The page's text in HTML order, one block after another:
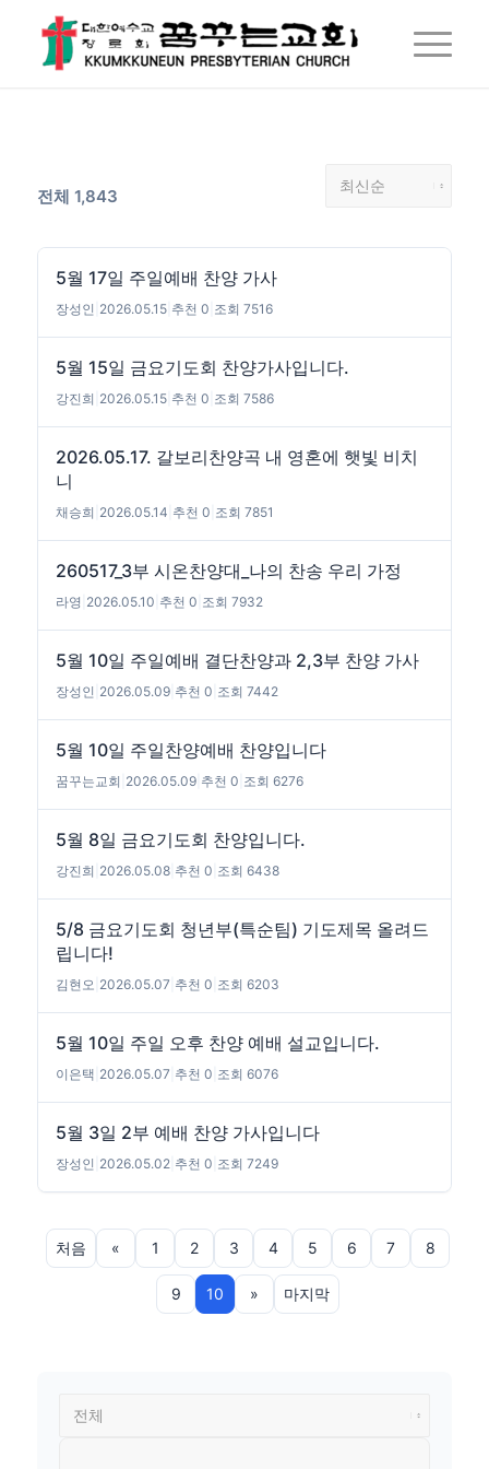
전체 1,843
5월 17일 주일예배 찬양 가사
장성인 2026.05.15| 추천 0 조회 7516
5월 15일 금요기도회 찬양가사입니다.
강진희 2026.05.15| 추천 0 조회 7586
2026.05.17. 갈보리찬양곡 내 영혼에 햇빛 비치
니
채승희 2026.05.14 추천 0 조회 7851
260517_3부 시온찬양대_나의 찬송 우리 가정
라영 2026.05.10 추천 0 조회 7932
5월 10일 주일예배 결단찬양과 2,3부 찬양 가사
장성인 2026.05.09| 추천 0 조회 7442
5월 10일 주일찬양예배 찬양입니다
꿈꾸는교회 2026.05.09| 추천 0 조회 6276
5월 8일 금요기도회 찬양입니다.
강진희 2026.05.08| 추천 0 조회 6438
5/8 금요기도회 청년부(특순팀) 기도제목 올려드
립니다!
김현오 2026.05.07 추천 0 조회 6203
5월 10일 주일 오후 찬양 예배 설교입니다.
이은택 2026.05.07 추천 0 조회 6076
5월 3일 2부 예배 찬양 가사입니다
장성인 2026.05.02| 추천 0 조회 7249
처음 « 1 2 3 4 5 6 7 8
9 10 » 마지막